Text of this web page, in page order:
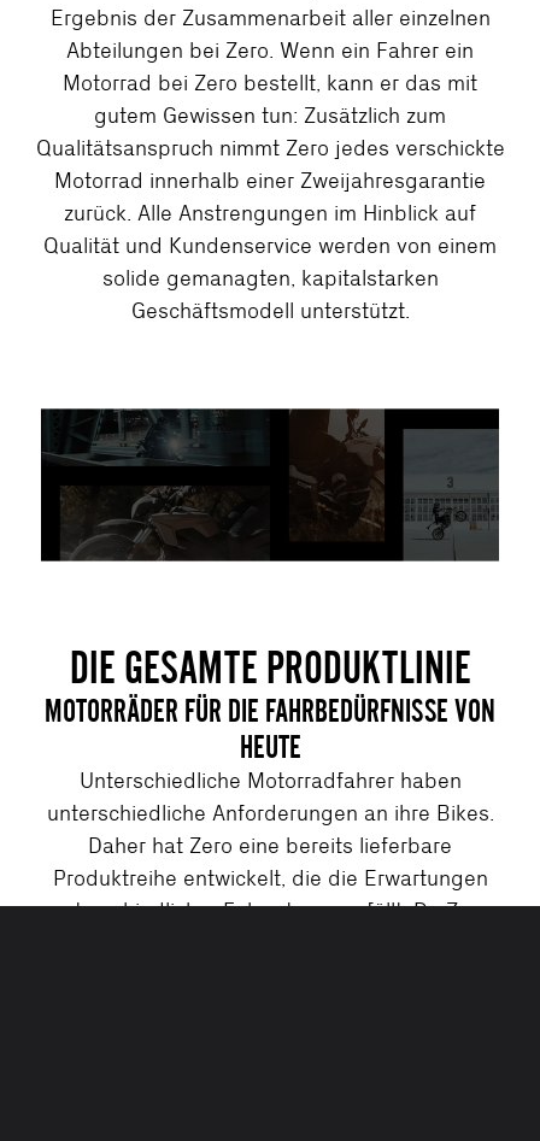
Ergebnis der Zusammenarbeit aller einzelnen
Abteilungen bei Zero. Wenn ein Fahrer ein
Motorrad bei Zero bestellt, kann er das mit
gutem Gewissen tun: Zusätzlich zum
Qualitätsanspruch nimmt Zero jedes verschickte
Motorrad innerhalb einer Zweijahresgarantie
zurück. Alle Anstrengungen im Hinblick auf
Qualität und Kundenservice werden von einem
solide gemanagten, kapitalstarken
Geschäftsmodell unterstützt.
DIE GESAMTE PRODUKTLINIE
MOTORRÄDER FÜR DIE FAHRBEDÜRFNISSE VON
HEUTE
Unterschiedliche Motorradfahrer haben
unterschiedliche Anforderungen an ihre Bikes.
Daher hat Zero eine bereits lieferbare
Produktreihe entwickelt, die die Erwartungen
unterschiedlicher Fahrertypen erfüllt. Da Zero